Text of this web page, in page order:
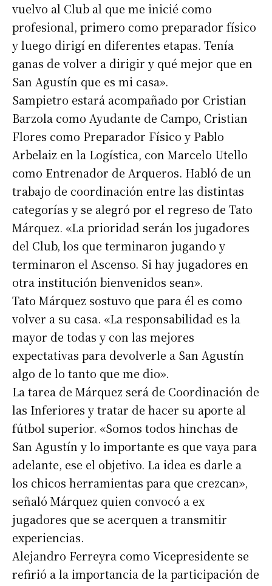
Suscribirme gratis
vuelvo al Club al que me inicié como
profesional, primero como preparador físico
y luego dirigí en diferentes etapas. Tenía
ganas de volver a dirigir y qué mejor que en
San Agustín que es mi casa».
Sampietro estará acompañado por Cristian
Barzola como Ayudante de Campo, Cristian
Flores como Preparador Físico y Pablo
Arbelaiz en la Logística, con Marcelo Utello
como Entrenador de Arqueros. Habló de un
trabajo de coordinación entre las distintas
categorías y se alegró por el regreso de Tato
Márquez. «La prioridad serán los jugadores
del Club, los que terminaron jugando y
terminaron el Ascenso. Si hay jugadores en
otra institución bienvenidos sean».
Tato Márquez sostuvo que para él es como
volver a su casa. «La responsabilidad es la
mayor de todas y con las mejores
expectativas para devolverle a San Agustín
algo de lo tanto que me dio».
La tarea de Márquez será de Coordinación de
las Inferiores y tratar de hacer su aporte al
fútbol superior. «Somos todos hinchas de
San Agustín y lo importante es que vaya para
adelante, ese el objetivo. La idea es darle a
los chicos herramientas para que crezcan»,
señaló Márquez quien convocó a ex
jugadores que se acerquen a transmitir
experiencias.
Alejandro Ferreyra como Vicepresidente se
refirió a la importancia de la participación de